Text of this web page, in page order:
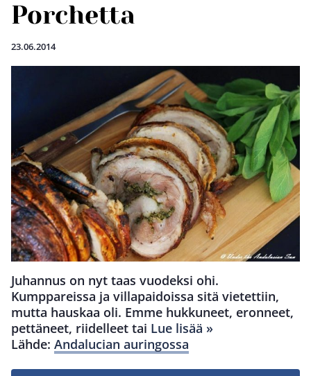
Porchetta
23.06.2014
Juhannus on nyt taas vuodeksi ohi.
Kumppareissa ja villapaidoissa sitä vietettiin,
mutta hauskaa oli. Emme hukkuneet, eronneet,
pettäneet, riidelleet tai Lue lisää »
Lähde: Andalucian auringossa